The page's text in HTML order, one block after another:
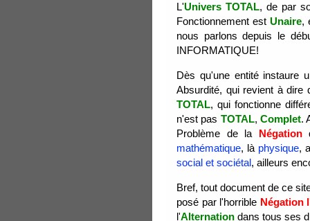
L'Univers TOTAL, de par
Fonctionnement estUnaire,
nous parlons depuis le
INFORMATIQUE!
Dès qu'une entité instaure
Absurdité, qui revient à
TOTAL, qui fonctionne
n'est pas TOTAL, Complet.
Problème de la Négation
mathématique, là physique,
social et sociétal, ailleurs
Bref, tout document de ce
posé par l'horrible Négation
l'Alternation dans tous ses